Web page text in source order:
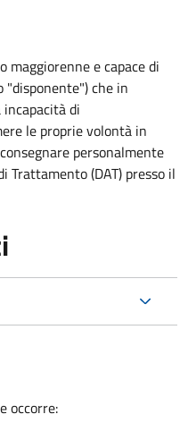
e capace di
"disponente") che in
di
le proprie volontà in
personalmente
Trattamento (DAT) presso il
occorre: